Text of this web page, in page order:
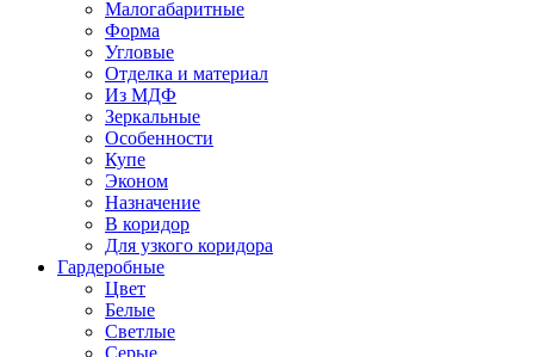
Малогабаритные
Форма
Угловые
Отделка и материал
Из МДФ
Зеркальные
Особенности
Купе
Эконом
Назначение
В коридор
Для узкого коридора
Гардеробные
Цвет
Белые
Светлые
Серые